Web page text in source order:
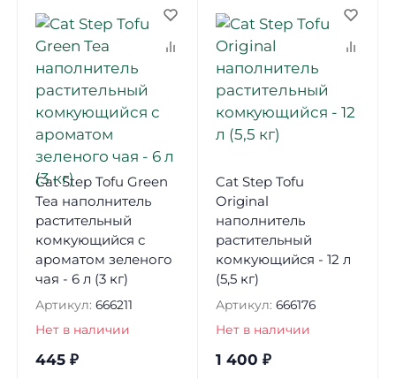
Cat Step Tofu Green
Tea наполнитель
растительный
комкующийся с
ароматом зеленого
чая - 6 л (3 кг)
Артикул: 666211
Нет в наличии
445 ₽
Cat Step Tofu
Original
наполнитель
растительный
комкующийся - 12 л
(5,5 кг)
Артикул: 666176
Нет в наличии
1 400 ₽